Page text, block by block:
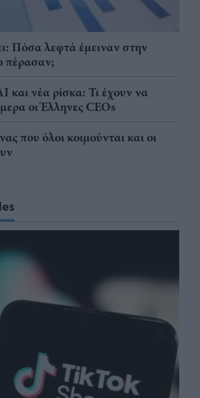
Πόσα λεφτά έμειναν στην
πέρασαν;
και νέα ρίσκα: Τι έχουν να
οι Έλληνες CEOs
που όλοι κοιμούνται και οι